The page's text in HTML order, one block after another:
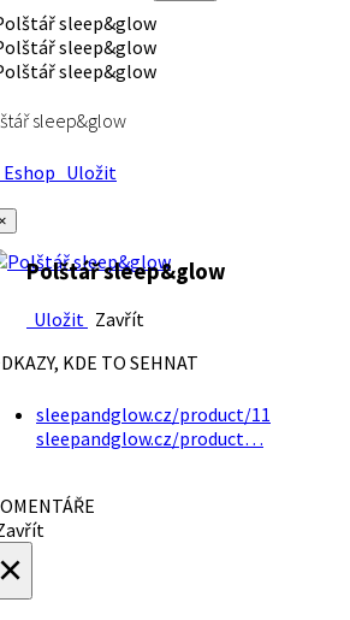
sleep&glow
Uložit
Polštář sleep&glow
Uložit Zavřít
KDE TO SEHNAT
sleepandglow.cz/product/11
sleepandglow.cz/product…